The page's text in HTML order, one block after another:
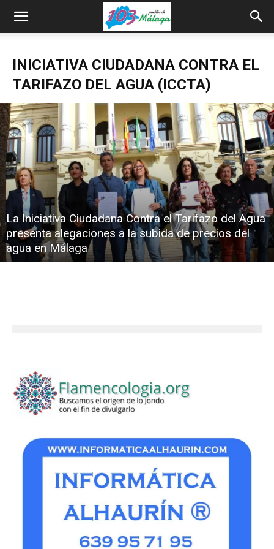
INICIATIVA CIUDADANA CONTRA EL
TARIFAZO DEL AGUA (ICCTA)
La Iniciativa Ciudadana Contra el Tarifazo del Agua
presenta alegaciones a la subida de precios del
agua en Málaga